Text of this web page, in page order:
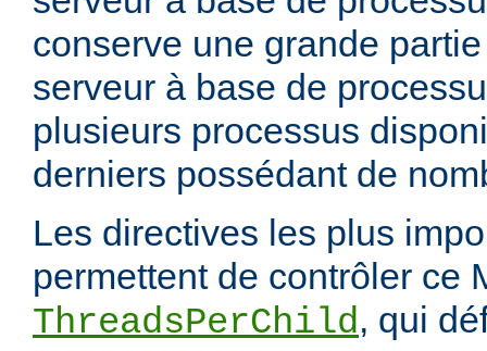
conserve une grande
serveur à base de
plusieurs processus
derniers possédant de
Les directives les plus
permettent de contrôler ce
ThreadsPerChild, qui